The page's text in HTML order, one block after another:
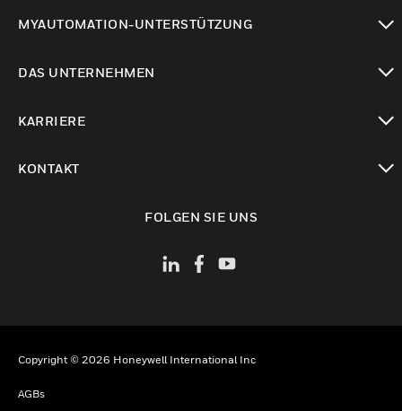
MYAUTOMATION-UNTERSTÜTZUNG
DAS UNTERNEHMEN
KARRIERE
KONTAKT
FOLGEN SIE UNS
Copyright © 2026 Honeywell International Inc
AGBs